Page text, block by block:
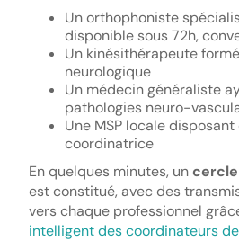
Un orthophoniste
disponible sous 72h,
Un kinésithérapeute
neurologique
Un médecin généraliste
pathologies neuro-
Une MSP locale
coordinatrice
En quelques minutes, un
est constitué, avec des
vers chaque professionnel
intelligent des coordinateurs